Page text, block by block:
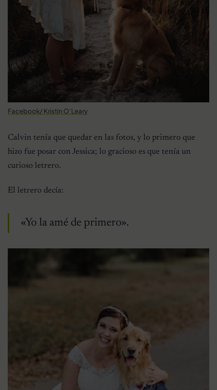
Facebook/ Kristin O’Leary
Calvin tenía que quedar en las fotos, y lo primero que
hizo fue posar con Jessica; lo gracioso es que tenía un
curioso letrero.
El letrero decía:
«Yo la amé de primero».